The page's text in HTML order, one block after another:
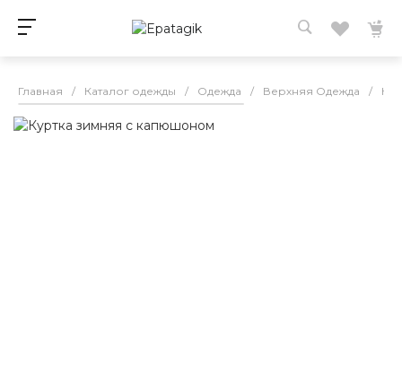
Главная / Каталог одежды / Одежда / Верхняя Одежда /